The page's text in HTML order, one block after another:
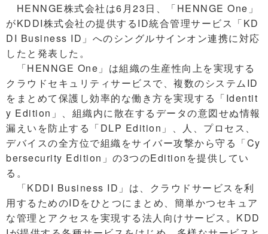
HENNGE株式会社は6月23日、「HENNGE One」
がKDDI株式会社の提供するID統合管理サービス「KD
DI Business ID」へのシングルサインオン連携に対応
したと発表した。
「HENNGE One」は組織の生産性向上を実現する
クラウドセキュリティサービスで、複数のシステムID
をまとめて保護し効率的な働き方を実現する「Identit
y Edition」、組織内に散在するデータの意図せぬ情報
漏えいを防止する「DLP Edition」、人、プロセス、
デバイスの全方位で組織をサイバー攻撃から守る「Cy
bersecurity Edition」の3つのEditionを提供してい
る。
「KDDI Business ID」は、クラウドサービスを利
用するためのIDをひとつにまとめ、簡単かつセキュア
な管理とアクセスを実現する法人向けサービス。KDD